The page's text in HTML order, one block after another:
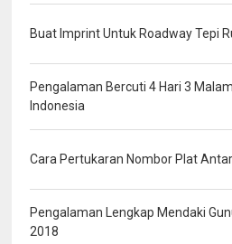
Buat Imprint Untuk Roadway Tepi
Pengalaman Bercuti 4 Hari 3
Indonesia
Cara Pertukaran Nombor Plat
Pengalaman Lengkap Mendaki
2018